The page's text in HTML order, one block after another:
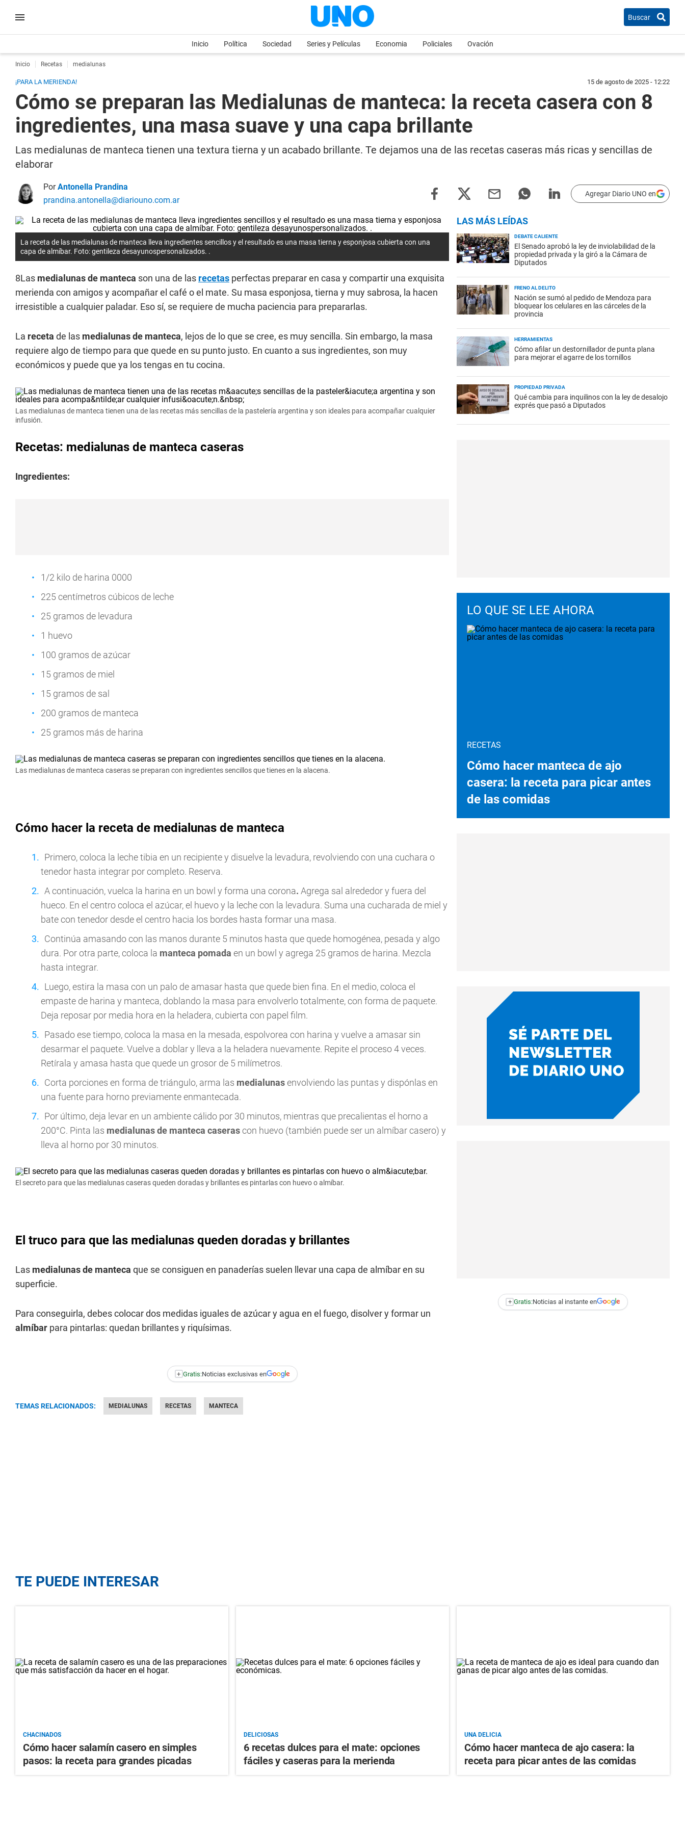
Buscar
Inicio Política Sociedad Series y Películas Economia Policiales Ovación
Inicio Recetas medialunas
¡PARA LA MERIENDA! 15 de agosto de 2025 - 12:22
Cómo se preparan las Medialunas de manteca: la receta casera con 8
ingredientes, una masa suave y una capa brillante
Las medialunas de manteca tienen una textura tierna y un acabado brillante. Te dejamos una de las recetas caseras más ricas y sencillas de
elaborar
PorAntonella Prandina
prandina.antonella@diariouno.com.ar
Agregar Diario UNO en
La receta de las medialunas de manteca lleva ingredientes sencillos y el resultado es una masa tierna y esponjosa cubierta con una
capa de almíbar. Foto: gentileza desayunospersonalizados. .
8Las medialunas de manteca son una de las recetas perfectas preparar en casa y compartir una exquisita
merienda con amigos y acompañar el café o el mate. Su masa esponjosa, tierna y muy sabrosa, la hacen
irresistible a cualquier paladar. Eso sí, se requiere de mucha paciencia para prepararlas.
La receta de las medialunas de manteca, lejos de lo que se cree, es muy sencilla. Sin embargo, la masa
requiere algo de tiempo para que quede en su punto justo. En cuanto a sus ingredientes, son muy
económicos y puede que ya los tengas en tu cocina.
Las medialunas de manteca tienen una de las recetas más sencillas de la pastelería argentina y son ideales para acompañar cualquier
infusión.
Recetas: medialunas de manteca caseras
Ingredientes:
1/2 kilo de harina 0000
225 centímetros cúbicos de leche
25 gramos de levadura
1 huevo
100 gramos de azúcar
15 gramos de miel
15 gramos de sal
200 gramos de manteca
25 gramos más de harina
Las medialunas de manteca caseras se preparan con ingredientes sencillos que tienes en la alacena.
Cómo hacer la receta de medialunas de manteca
Primero, coloca la leche tibia en un recipiente y disuelve la levadura, revolviendo con una cuchara o
tenedor hasta integrar por completo. Reserva.
A continuación, vuelca la harina en un bowl y forma una corona. Agrega sal alrededor y fuera del
hueco. En el centro coloca el azúcar, el huevo y la leche con la levadura. Suma una cucharada de miel y
bate con tenedor desde el centro hacia los bordes hasta formar una masa.
Continúa amasando con las manos durante 5 minutos hasta que quede homogénea, pesada y algo
dura. Por otra parte, coloca la manteca pomada en un bowl y agrega 25 gramos de harina. Mezcla
hasta integrar.
Luego, estira la masa con un palo de amasar hasta que quede bien fina. En el medio, coloca el
empaste de harina y manteca, doblando la masa para envolverlo totalmente, con forma de paquete.
Deja reposar por media hora en la heladera, cubierta con papel film.
Pasado ese tiempo, coloca la masa en la mesada, espolvorea con harina y vuelve a amasar sin
desarmar el paquete. Vuelve a doblar y lleva a la heladera nuevamente. Repite el proceso 4 veces.
Retírala y amasa hasta que quede un grosor de 5 milímetros.
Corta porciones en forma de triángulo, arma las medialunasenvolviendo las puntas y dispónlas en
una fuente para horno previamente enmantecada.
Por último, deja levar en un ambiente cálido por 30 minutos, mientras que precalientas el horno a
200°C. Pinta las medialunas de manteca caserascon huevo (también puede ser un almíbar casero) y
lleva al horno por 30 minutos.
El secreto para que las medialunas caseras queden doradas y brillantes es pintarlas con huevo o almíbar.
El truco para que las medialunas queden doradas y brillantes
Las medialunas de manteca que se consiguen en panaderías suelen llevar una capa de almíbar en su
superficie.
Para conseguirla, debes colocar dos medidas iguales de azúcar y agua en el fuego, disolver y formar un
almíbar para pintarlas: quedan brillantes y riquísimas.
+ Gratis:Noticias exclusivas en
TEMAS RELACIONADOS: MEDIALUNAS RECETAS MANTECA
LAS MÁS LEÍDAS
DEBATE CALIENTE
El Senado aprobó la ley de inviolabilidad de la
propiedad privada y la giró a la Cámara de
Diputados
FRENO AL DELITO
Nación se sumó al pedido de Mendoza para
bloquear los celulares en las cárceles de la
provincia
HERRAMIENTAS
Cómo afilar un destornillador de punta plana
para mejorar el agarre de los tornillos
PROPIEDAD PRIVADA
Qué cambia para inquilinos con la ley de desalojo
exprés que pasó a Diputados
LO QUE SE LEE AHORA
RECETAS
Cómo hacer manteca de ajo
casera: la receta para picar antes
de las comidas
+ Gratis:Noticias al instante en
TE PUEDE INTERESAR
CHACINADOS
Cómo hacer salamín casero en simples
pasos: la receta para grandes picadas
DELICIOSAS
6 recetas dulces para el mate: opciones
fáciles y caseras para la merienda
UNA DELICIA
Cómo hacer manteca de ajo casera: la
receta para picar antes de las comidas